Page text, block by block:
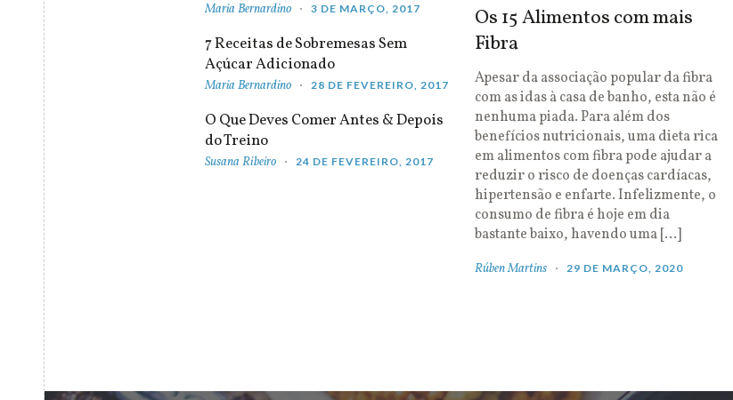
Maria Bernardino 3 DE MARÇO, 2017
7 Receitas de Sobremesas Sem
Açúcar Adicionado
Maria Bernardino 28 DE FEVEREIRO, 2017
O Que Deves Comer Antes & Depois
do Treino
Susana Ribeiro 24 DE FEVEREIRO, 2017
Os 15 Alimentos com mais
Fibra
Apesar da associação popular da fibra
com as idas à casa de banho, esta não é
nenhuma piada. Para além dos
benefícios nutricionais, uma dieta rica
em alimentos com fibra pode ajudar a
reduzir o risco de doenças cardíacas,
hipertensão e enfarte. Infelizmente, o
consumo de fibra é hoje em dia
bastante baixo, havendo uma […]
Rúben Martins 29 DE MARÇO, 2020